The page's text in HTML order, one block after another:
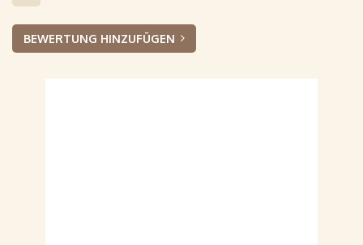
BEWERTUNG HINZUFÜGEN